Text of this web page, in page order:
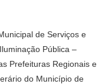
de Serviços e
Pública –
Prefeituras Regionais e
do Município de